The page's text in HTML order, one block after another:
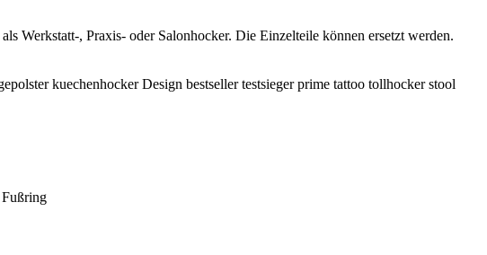
, Praxis- oder Salonhocker. Die Einzelteile können ersetzt werden.
kuechenhocker Design bestseller testsieger prime tattoo tollhocker stool